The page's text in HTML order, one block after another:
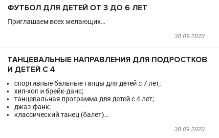
ФУТБОЛ ДЛЯ ДЕТЕЙ ОТ 3 ДО 6 ЛЕТ
Приглашаем всех желающих…
30.09.2020
ТАНЦЕВАЛЬНЫЕ НАПРАВЛЕНИЯ ДЛЯ ПОДРОСТКОВ
И ДЕТЕЙ С 4
спортивные бальные танцы для детей с 7 лет;
хип-хоп и брейк-данс;
танцевальная программа для детей с 4 лет;
джаз-фанк;
классический танец (балет)…
30.09.2020